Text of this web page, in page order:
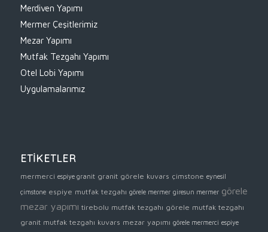
Merdiven Yapımı
Mermer Çeşitlerimiz
Mezar Yapımı
Mutfak Tezgahı Yapımı
Otel Lobi Yapımı
Uygulamalarımız
ETİKETLER
mermerci espiye granit granit görele kuvars çimstone eynesil
çimstone espiye mutfak tezgahı görele mermer giresun mermer görele
mezar yapımı tirebolu mutfak tezgahı görele mutfak tezgahı
granit mutfak tezgahı kuvars mezar yapımı görele mermerci espiye